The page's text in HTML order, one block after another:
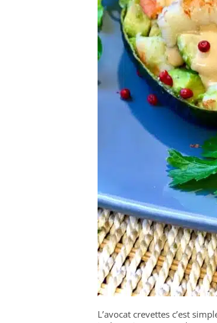
L’avocat crevettes c’est